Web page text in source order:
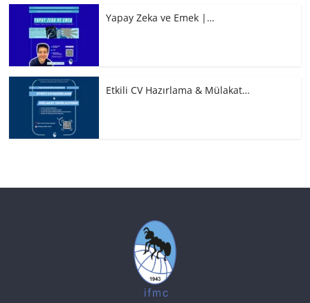
Yapay Zeka ve Emek |…
Etkili CV Hazırlama & Mülakat…